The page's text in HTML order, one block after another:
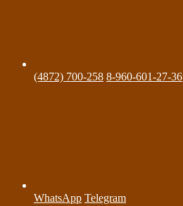
(4872) 700-258 8-960-601-27-36
WhatsApp Telegram